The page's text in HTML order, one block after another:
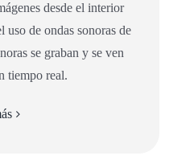
desde el interior
uso de ondas sonoras de
se graban y se ven
tiempo real.